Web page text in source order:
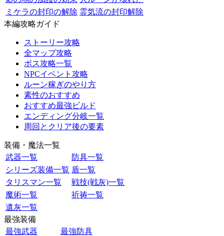
ミケラの封印の解除 霊気流の封印解除
本編攻略ガイド
ストーリー攻略
全マップ攻略
ボス攻略一覧
NPCイベント攻略
ルーン稼ぎのやり方
素性のおすすめ
おすすめ最強ビルド
エンディング分岐一覧
周回とクリア後の要素
装備・魔法一覧
武器一覧
防具一覧
シリーズ装備一覧 盾一覧
タリスマン一覧
戦技(戦灰)一覧
魔術一覧
祈祷一覧
遺灰一覧
最強装備
最強武器
最強防具